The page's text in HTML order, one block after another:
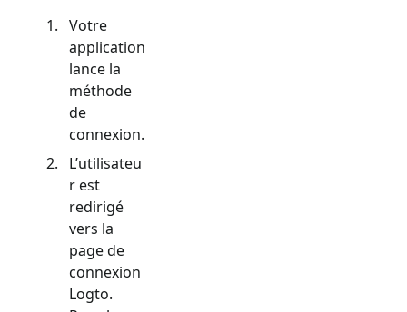
Votre
application
lance la
méthode
de
connexion.
L’utilisateu
r est
redirigé
vers la
page de
connexion
Logto.